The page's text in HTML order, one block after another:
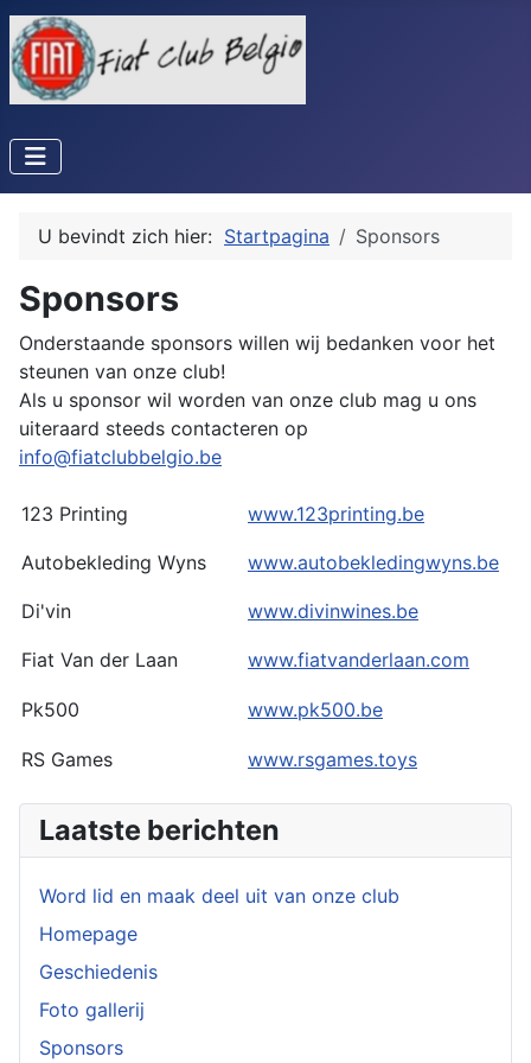
U bevindt zich hier: Startpagina Sponsors
Sponsors
Onderstaande sponsors willen wij bedanken voor het
steunen van onze club!
Als u sponsor wil worden van onze club mag u ons
uiteraard steeds contacteren op
info@fiatclubbelgio.be
123 Printing www.123printing.be
Autobekleding Wyns www.autobekledingwyns.be
Di'vin www.divinwines.be
Fiat Van der Laan www.fiatvanderlaan.com
Pk500 www.pk500.be
RS Games www.rsgames.toys
Laatste berichten
Word lid en maak deel uit van onze club
Homepage
Geschiedenis
Foto gallerij
Sponsors